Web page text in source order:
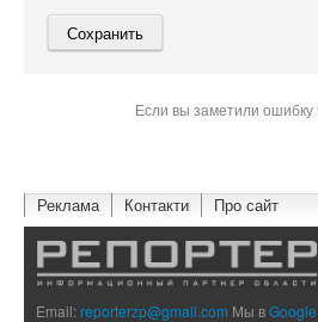
Если вы заметили
Реклама Контакти Про сайт
Email:reporterzp@gmail.com Мы в